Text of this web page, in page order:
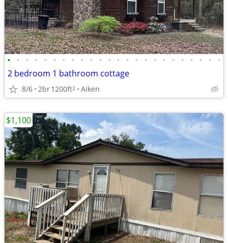
• • • • • • • • • • • • • • • • • • • • • • • •
2 bedroom 1 bathroom cottage
8/6 2br1200ft2 Aiken
$1,100